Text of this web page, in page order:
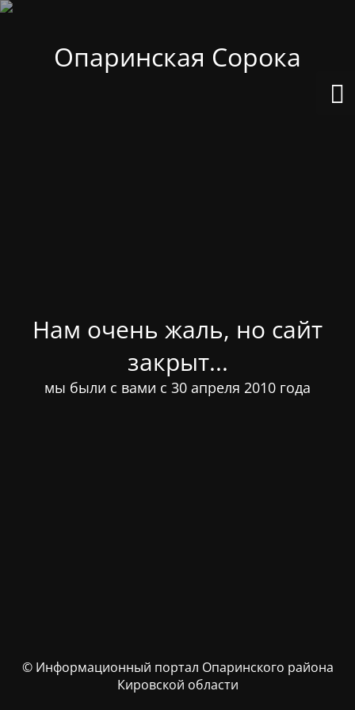
Опаринская Сорока
Нам очень жаль, но сайт
закрыт...
мы были с вами с 30 апреля 2010 года
© Информационный портал Опаринского района
Кировской области